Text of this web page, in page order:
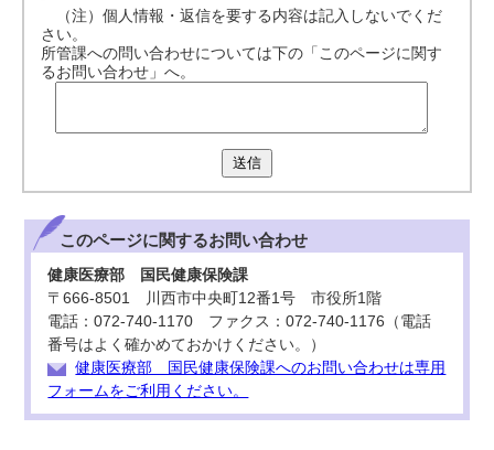
（注）個人情報・返信を要する内容は記入しないでくだ
さい。
所管課への問い合わせについては下の「このページに関す
るお問い合わせ」へ。
送信
このページに関するお問い合わせ
健康医療部 国民健康保険課
〒666-8501 川西市中央町12番1号 市役所1階
電話：072-740-1170 ファクス：072-740-1176（電話
番号はよく確かめておかけください。）
健康医療部 国民健康保険課へのお問い合わせは専用
フォームをご利用ください。